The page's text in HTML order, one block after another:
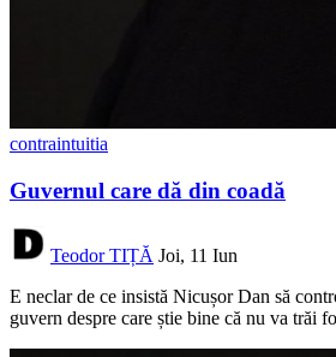
contraintuitia
Guvernul care dă din coadă
Teodor TIȚĂ Joi, 11 Iun
E neclar de ce insistă Nicușor Dan să
guvern despre care știe bine că nu va trăi